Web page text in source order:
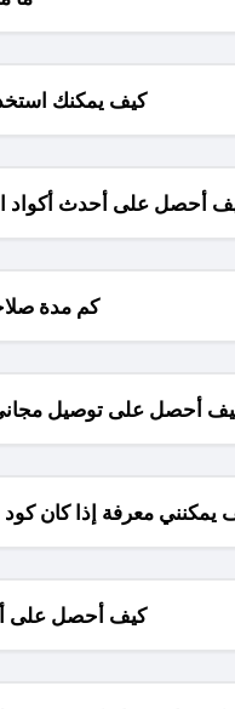
كيف يمكنك
أحصل على أحدث أكواد
كم مدة
أحصل على توصيل
يمكنني معرفة إذا كان
كيف أحصل على